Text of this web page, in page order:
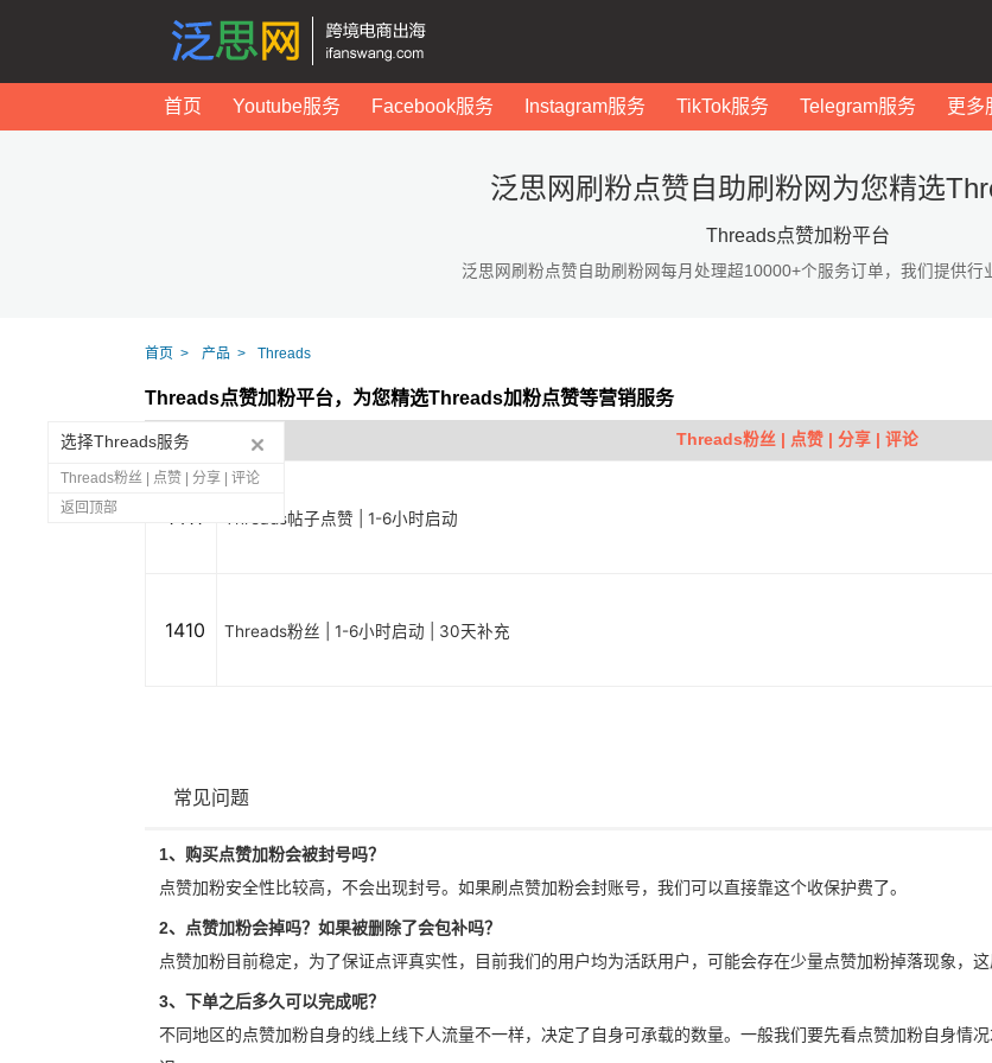
首页 Youtube服务 Facebook服务 Instagram服务 TikTok服务 Telegram服务 更多
泛思网刷粉点赞自助刷粉网为您精选
Threads点赞加粉平台
泛思网刷粉点赞自助刷粉网每月处理超10000+个服务订单，我们提供行
首页 产品 Threads
Threads点赞加粉平台，为您精选Threads加粉点赞等营销服务
Threads粉丝 | 点赞 | 分享 | 评论
1411 Threads帖子点赞 | 1-6小时启动
1410 Threads粉丝 | 1-6小时启动 | 30天补充
常见问题
1、购买点赞加粉会被封号吗？
点赞加粉安全性比较高，不会出现封号。如果刷点赞加粉会封账号，我们可以直接靠这个收保护费了。
2、点赞加粉会掉吗？如果被删除了会包补吗？
点赞加粉目前稳定，为了保证点评真实性，目前我们的用户均为活跃用户，可能会存在少量点赞加粉掉落现象，这
3、下单之后多久可以完成呢？
不同地区的点赞加粉自身的线上线下人流量不一样，决定了自身可承载的数量。一般我们要先看点赞加粉自身情
选择Threads服务
Threads粉丝 | 点赞 | 分享 | 评论
返回顶部